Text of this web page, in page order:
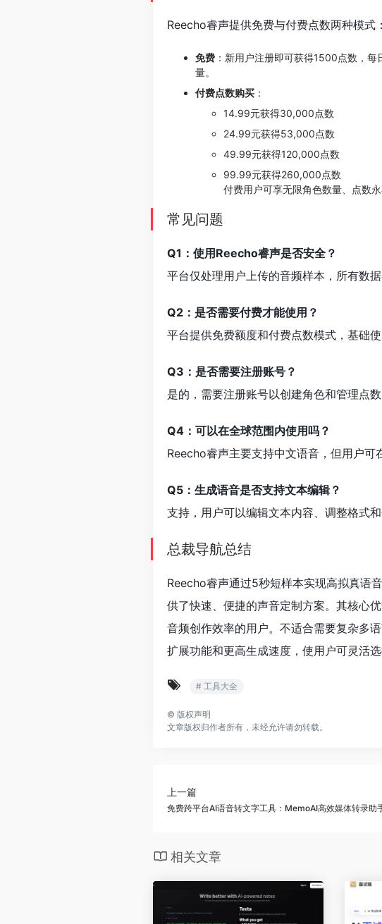
Reecho睿声提供免费与付费点数两种模式：
免费 ：新用户注册即可获得1500点数，
量。
付费点数购买 ：
14.99元获得30,000点数
24.99元获得53,000点数
49.99元获得120,000点数
99.99元获得260,000点数
付费用户可享无限角色数量、点数
常见问题
Q1：使用Reecho睿声是否安全？
平台仅处理用户上传的音频样本，所有数
Q2：是否需要付费才能使用？
平台提供免费额度和付费点数模式，基础使
Q3：是否需要注册账号？
是的，需要注册账号以创建角色和管理点
Q4：可以在全球范围内使用吗？
Reecho睿声主要支持中文语音，但用户可
Q5：生成语音是否支持文本编辑？
支持，用户可以编辑文本内容、调整格式
总裁导航总结
Reecho睿声通过5秒短样本实现高拟真语
供了快速、便捷的声音定制方案。其核心
音频创作效率的用户。不适合需要复杂多
扩展功能和更高生成速度，使用户可灵活选
# 工具大全
© 版权声明
文章版权归作者所有，未经允许请勿转载。
上一篇
免费跨平台AI语音转文字工具：MemoAI高效媒体转录助
相关文章